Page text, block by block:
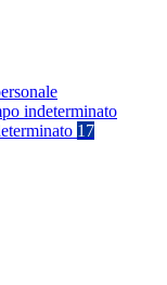
indeterminato
17